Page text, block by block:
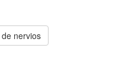
nervios